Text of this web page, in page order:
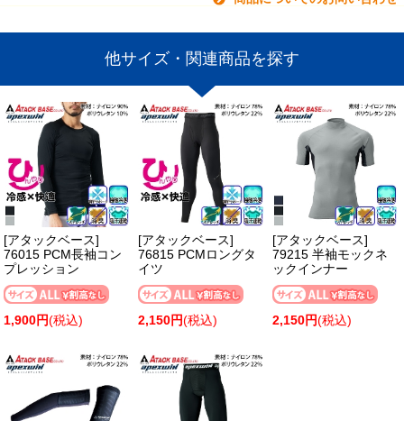
他サイズ・関連商品を探す
[アタックベース]
76015 PCM長袖コン
プレッション
1,900円(税込)
[アタックベース]
76815 PCMロングタ
イツ
2,150円(税込)
[アタックベース]
79215 半袖モックネ
ックインナー
2,150円(税込)